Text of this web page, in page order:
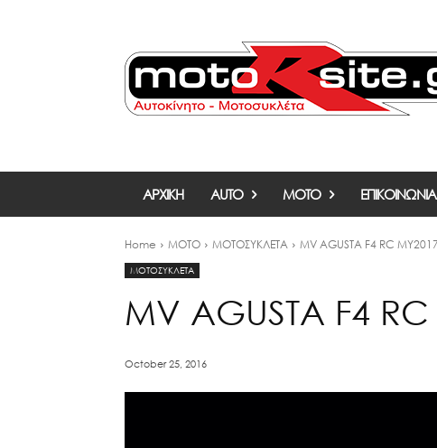
ΑΡΧΙΚΗ AUTO MOTO ΕΠΙΚΟΙΝΩΝΙΑ
Home MOTO ΜΟΤΟΣΥΚΛΕΤΑ MV AGUSTA F4 RC MY2017
ΜΟΤΟΣΥΚΛΕΤΑ
MV AGUSTA F4
October 25, 2016